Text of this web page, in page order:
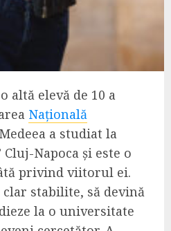
altă elevă de 10 a
Națională
a studiat la
Napoca și este o
privind viitorul ei.
stabilite, să devină
la o universitate